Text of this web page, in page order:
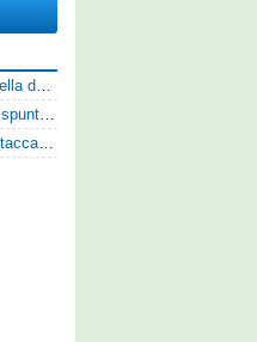
UFFICIALE: Colpaccio Paganese, arriva Sicurella dalla Scafatese
Cosenza, occhi in Serie D: per il centrocampo spunta anche Gerardo Di Gilio
Vado: raggiunto l'accordo con l'Atalanta per l'attaccante Frederick Samuel Ndongue